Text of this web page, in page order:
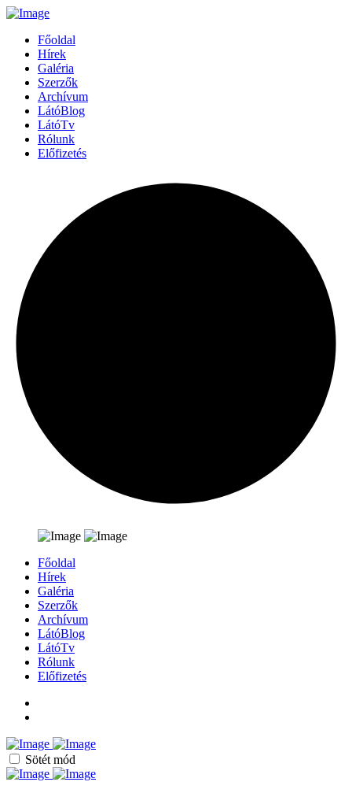
Főoldal
Hírek
Galéria
Szerzők
Archívum
LátóBlog
LátóTv
Rólunk
Előfizetés
Főoldal
Hírek
Galéria
Szerzők
Archívum
LátóBlog
LátóTv
Rólunk
Előfizetés
Sötét mód